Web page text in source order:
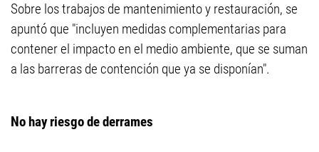
Sobre los trabajos de mantenimiento y restauración, se
apuntó que "incluyen medidas complementarias para
contener el impacto en el medio ambiente, que se suman
a las barreras de contención que ya se disponían".
No hay riesgo de derrames